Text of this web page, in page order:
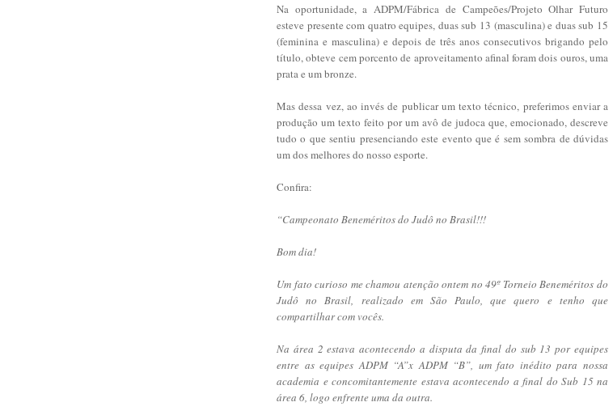
Na oportunidade, a ADPM/Fábrica de Campeões/Projeto Olhar Futuro
esteve presente com quatro equipes, duas sub 13 (masculina) e duas sub 15
(feminina e masculina) e depois de três anos consecutivos brigando pelo
título, obteve cem porcento de aproveitamento afinal foram dois ouros, uma
prata e um bronze.
Mas dessa vez, ao invés de publicar um texto técnico, preferimos enviar a
produção um texto feito por um avô de judoca que, emocionado, descreve
tudo o que sentiu presenciando este evento que é sem sombra de dúvidas
um dos melhores do nosso esporte.
Confira:
“Campeonato Beneméritos do Judô no Brasil!!!
Bom dia!
Um fato curioso me chamou atenção ontem no 49º Torneio Beneméritos do
Judô no Brasil, realizado em São Paulo, que quero e tenho que
compartilhar com vocês.
Na área 2 estava acontecendo a disputa da final do sub 13 por equipes
entre as equipes ADPM “A”x ADPM “B”, um fato inédito para nossa
academia e concomitantemente estava acontecendo a final do Sub 15 na
área 6, logo enfrente uma da outra.